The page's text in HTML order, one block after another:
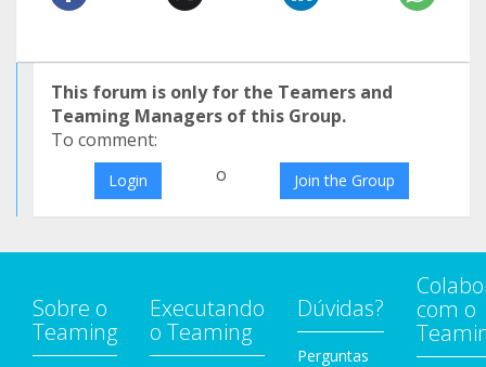
This forum is only for the Teamers and
Teaming Managers of this Group.
To comment:
Login o Join the Group
Sobre o
Teaming
Executando
o Teaming
Dúvidas?
Perguntas
com o